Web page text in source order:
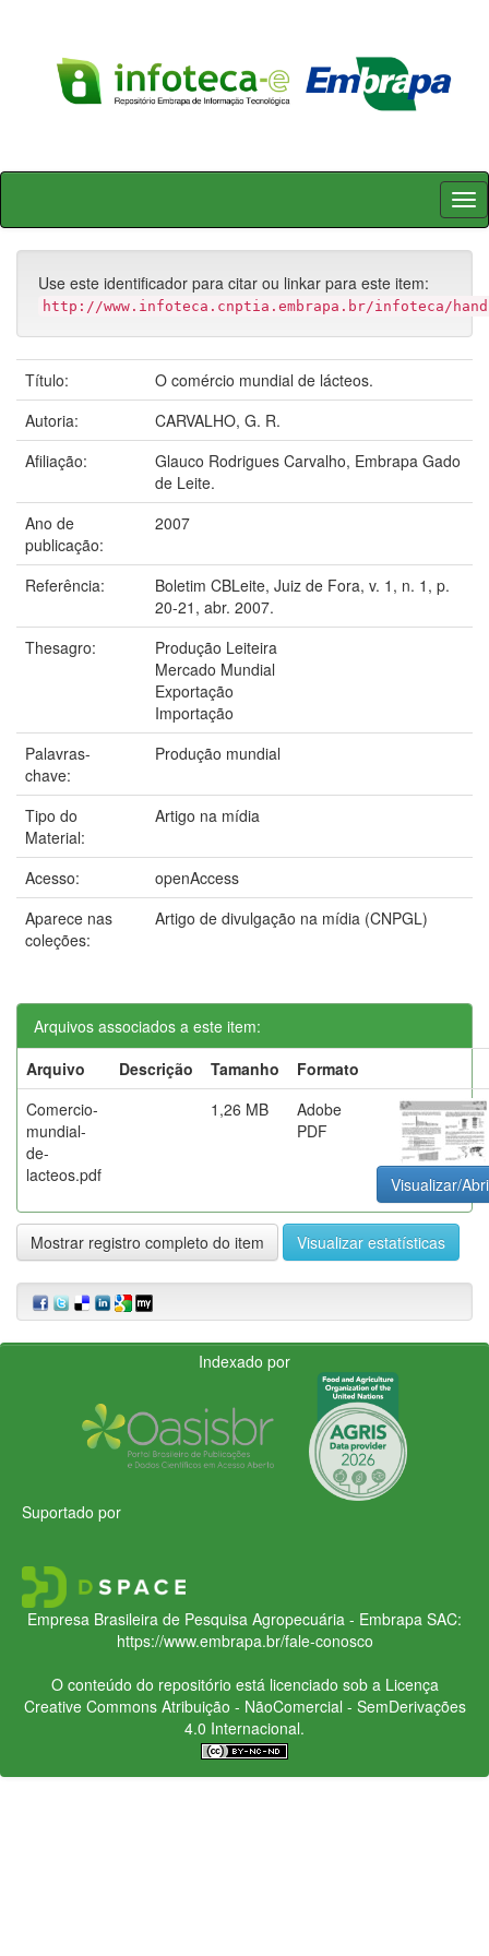
Skip
Use este identificador para citar ou linkar para este item:
http://www.infoteca.cnptia.embrapa.br/infoteca/
Título:
O comércio mundial de lácteos.
Autoria:
CARVALHO, G. R.
Afiliação:
Glauco Rodrigues Carvalho, Embrapa Gado
de Leite.
Ano de
publicação:
2007
Referência:
Boletim CBLeite, Juiz de Fora, v. 1, n. 1, p.
20-21, abr. 2007.
Thesagro:
Produção Leiteira
Mercado Mundial
Exportação
Importação
Palavras-
chave:
Produção mundial
Tipo do
Material:
Artigo na mídia
Acesso:
openAccess
Aparece nas
coleções:
Artigo de divulgação na mídia (CNPGL)
Arquivos associados a este item:
Arquivo
Descrição Tamanho
Formato
Comercio-
mundial-
de-
lacteos.pdf
1,26 MB
Adobe
PDF
Visualizar/
Mostrar registro completo do item Visualizar estatísticas
Indexado por
Suportado por
Empresa Brasileira de Pesquisa Agropecuária - Embrapa SAC:
https://www.embrapa.br/fale-conosco
O conteúdo do repositório está licenciado sob a Licença
Creative CommonsAtribuição - NãoComercial - SemDerivações
4.0 Internacional.